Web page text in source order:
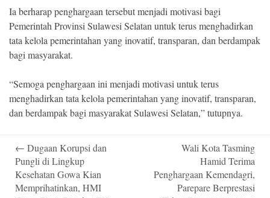
Ia berharap penghargaan tersebut menjadi motivasi bagi
Pemerintah Provinsi Sulawesi Selatan untuk terus menghadirkan
tata kelola pemerintahan yang inovatif, transparan, dan berdampak
bagi masyarakat.
“Semoga penghargaan ini menjadi motivasi untuk terus
menghadirkan tata kelola pemerintahan yang inovatif, transparan,
dan berdampak bagi masyarakat Sulawesi Selatan,” tutupnya.
navigation
← Dugaan Korupsi dan
Pungli di Lingkup
Kesehatan Gowa Kian
Memprihatinkan, HMI
Wali Kota Tasming
Hamid Terima
Penghargaan Kemendagri,
Parepare Berprestasi